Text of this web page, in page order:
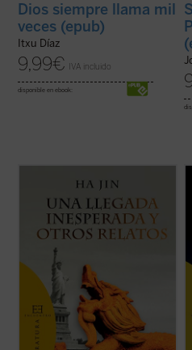
Dios siempre llama mil
veces (epub)
Itxu Díaz
9,99€ IVA incluido
disponible en ebook:
ofrece por vez primera en español una
selección de trece cuentos de uno de los
más prestigiosos escritores de ficción en
lengua inglesa de nuestros días.
Haciendo gala de un estilo directo, ...(ver